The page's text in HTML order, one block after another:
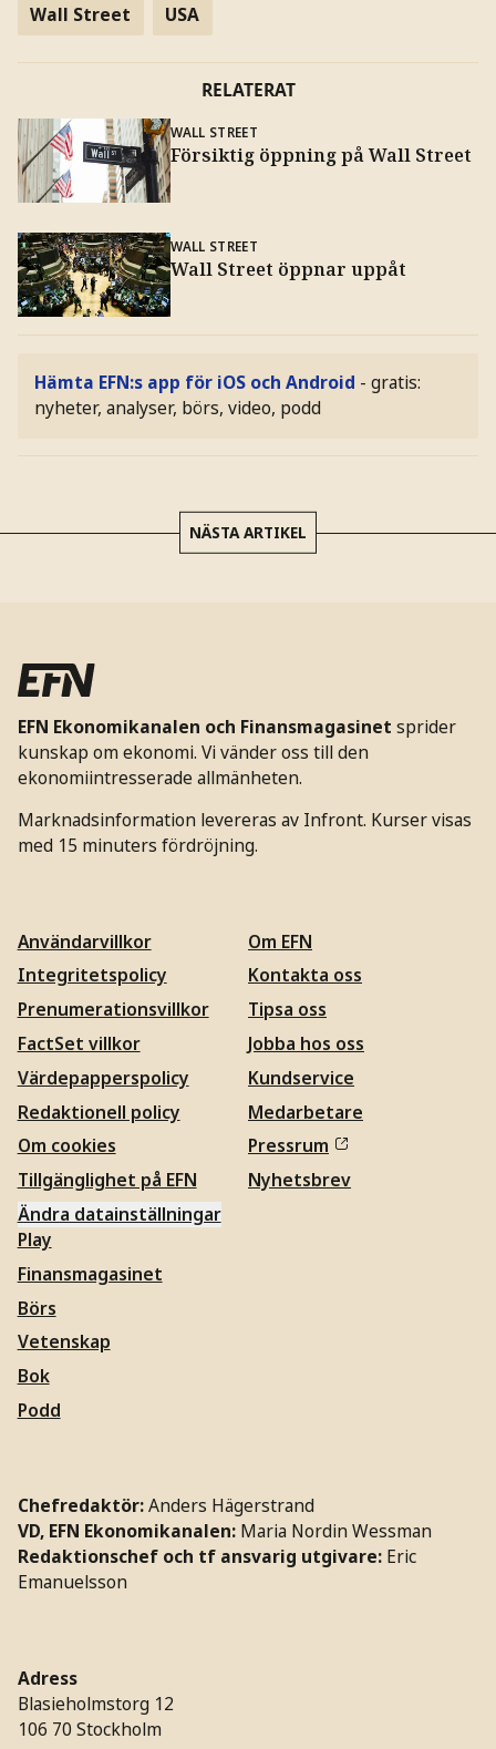
Wall Street USA
RELATERAT
WALL STREET
Försiktig öppning på Wall Street
WALL STREET
Wall Street öppnar uppåt
Hämta EFN:s app för iOS och Android - gratis:
nyheter, analyser, börs, video, podd
NÄSTA ARTIKEL
EFN Ekonomikanalen och Finansmagasinet sprider
kunskap om ekonomi. Vi vänder oss till den
ekonomiintresserade allmänheten.
Marknadsinformation levereras av Infront. Kurser visas
med 15 minuters fördröjning.
Användarvillkor
Integritetspolicy
Prenumerationsvillkor
FactSet villkor
Värdepapperspolicy
Redaktionell policy
Om cookies
Tillgänglighet på EFN
Ändra datainställningar
Om EFN
Kontakta oss
Tipsa oss
Jobba hos oss
Kundservice
Medarbetare
Pressrum
Nyhetsbrev
Play
Finansmagasinet
Börs
Vetenskap
Bok
Podd
Chefredaktör:Anders Hägerstrand
VD, EFN Ekonomikanalen: Maria Nordin Wessman
Redaktionschef och tf ansvarig utgivare: Eric
Emanuelsson
Adress
Blasieholmstorg 12
106 70 Stockholm